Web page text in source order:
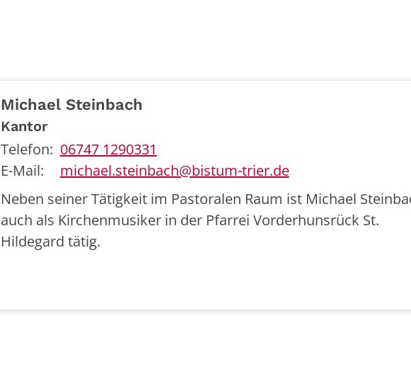
MichaelSteinbach
Kantor
Telefon: 06747 1290331
E-Mail:
michael.steinbach@bistum-trier.de
Neben seiner Tätigkeit im Pastoralen Raum ist Michael
auch als Kirchenmusiker in der Pfarrei Vorderhunsrück St.
Hildegard tätig.